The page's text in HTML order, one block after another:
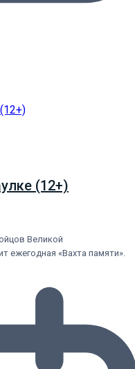
(12+)
Великой
ежегодная «Вахта памяти».